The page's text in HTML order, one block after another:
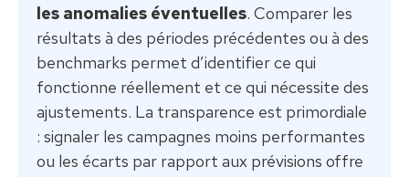
les anomalies éventuelles. Comparer les
résultats à des périodes précédentes ou à des
benchmarks permet d’identifier ce qui
fonctionne réellement et ce qui nécessite des
ajustements. La transparence est primordiale
: signaler les campagnes moins performantes
ou les écarts par rapport aux prévisions offre